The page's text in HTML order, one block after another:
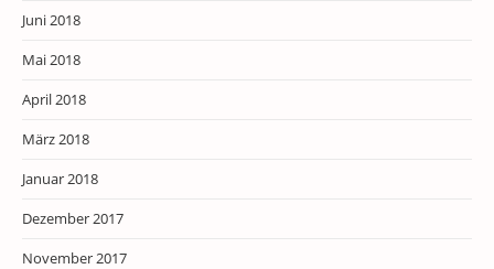
Juni 2018
Mai 2018
April 2018
März 2018
Januar 2018
Dezember 2017
November 2017